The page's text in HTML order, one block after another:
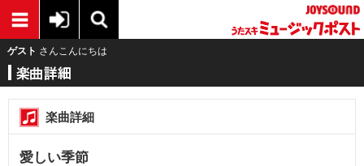
ゲスト さんこんにちは
楽曲詳細
愛しい季節